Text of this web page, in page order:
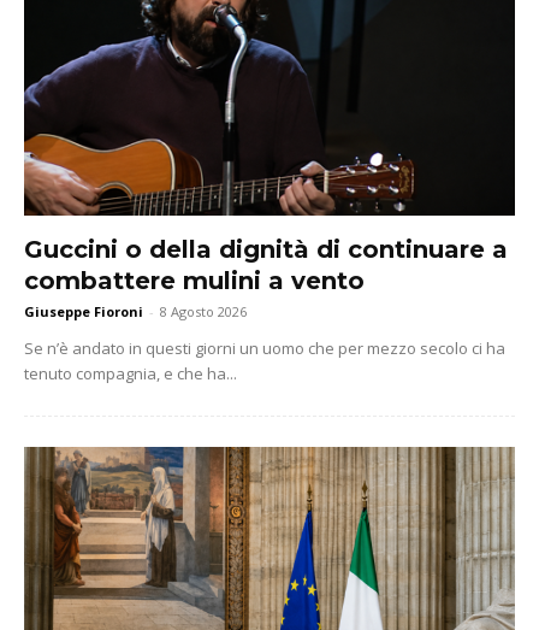
Guccini o della dignità di continuare a
combattere mulini a vento
Giuseppe Fioroni - 8 Agosto 2026
Se n’è andato in questi giorni un uomo che per mezzo secolo ci ha
tenuto compagnia, e che ha...